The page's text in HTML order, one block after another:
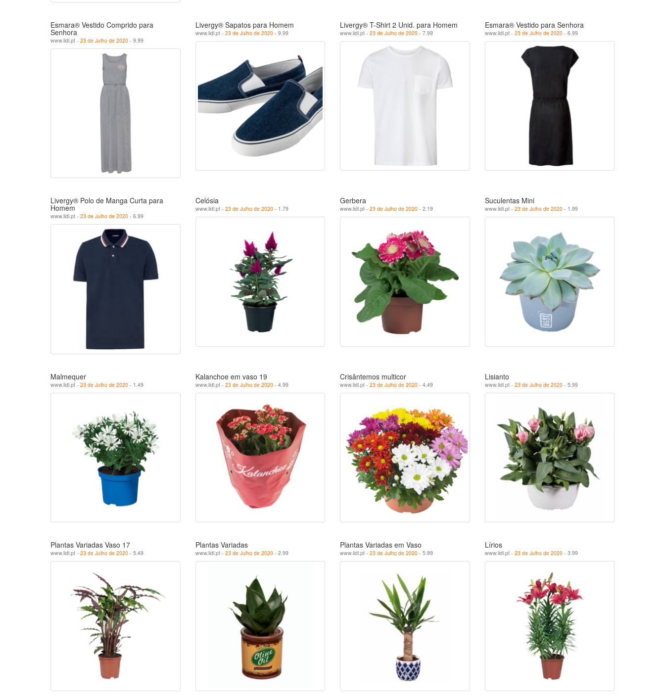
Esmara® Vestido Comprido para
Senhora
www.lidl.pt - 23 de Julho de 2020 - 9.99
Livergy® Sapatos para Homem
www.lidl.pt - 23 de Julho de 2020- 9.99
Livergy® T-Shirt 2 Unid. para Homem
www.lidl.pt - 23 de Julho de 2020 - 7.99
Esmara® Vestido para Senhora
www.lidl.pt - 23 de Julho de 2020- 6.99
Livergy® Polo de Manga Curta para
Homem
www.lidl.pt - 23 de Julho de 2020 - 6.99
Celósia
www.lidl.pt - 23 de Julho de 2020- 1.79
Gerbera
www.lidl.pt - 23 de Julho de 2020 - 2.19
Suculentas Mini
www.lidl.pt - 23 de Julho de 2020- 1.99
Malmequer
www.lidl.pt - 23 de Julho de 2020 - 1.49
Kalanchoe em vaso 19
www.lidl.pt - 23 de Julho de 2020- 4.99
Crisântemos multicor
www.lidl.pt - 23 de Julho de 2020 - 4.49
Lisianto
www.lidl.pt - 23 de Julho de 2020- 5.99
Plantas Variadas Vaso 17
www.lidl.pt - 23 de Julho de 2020 - 5.49
Plantas Variadas
www.lidl.pt - 23 de Julho de 2020- 2.99
Plantas Variadas em Vaso
www.lidl.pt - 23 de Julho de 2020 - 5.99
Lírios
www.lidl.pt - 23 de Julho de 2020- 3.99